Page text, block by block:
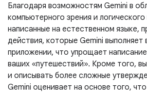
Благодаря возможностям Gemini в
компьютерного зрения и
написанные на естественном языке,
действия, которые Gemini выполняет
приложении, что упрощает
ваших «путешествий». Кроме того,
и описывать более сложные
Gemini оценивает на основе того,